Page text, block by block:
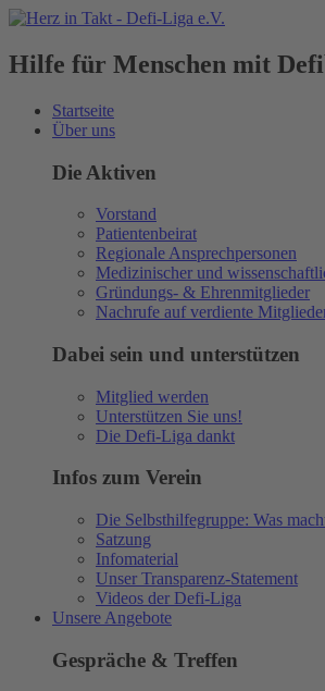
Hilfe für Menschen mit
Startseite
Über uns
Die Aktiven
Vorstand
Patientenbeirat
Regionale Ansprechpersonen
Medizinischer und
Gründungs- & Ehrenmitglieder
Nachrufe auf verdiente
Dabei sein und unterstützen
Mitglied werden
Unterstützen Sie uns!
Die Defi-Liga dankt
Infos zum Verein
Die Selbsthilfegruppe: Was
Satzung
Infomaterial
Unser Transparenz-Statement
Videos der Defi-Liga
Unsere Angebote
Gespräche & Treffen